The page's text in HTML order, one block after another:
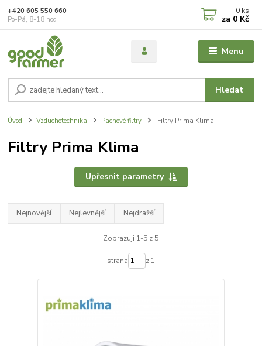
Menu
Hledat
+420 605 550 660
Po-Pá, 8-18 hod
0 ks
za 0 Kč
Úvod Vzduchotechnika Pachové filtry Filtry Prima Klima
Filtry Prima Klima
Upřesnit parametry
Nejnovější Nejlevnější Nejdražší
Zobrazuji 1-5 z 5
strana z 1